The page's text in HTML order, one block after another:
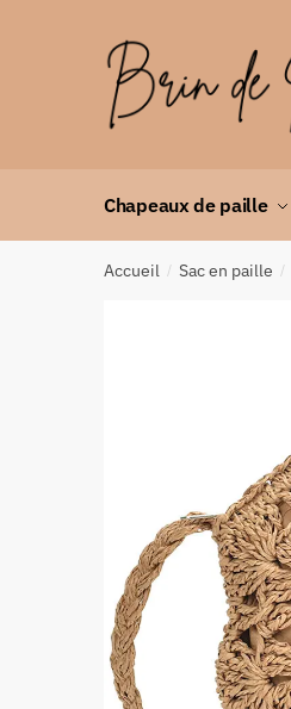
Chapeaux de paille
Accueil / Sac en paille /